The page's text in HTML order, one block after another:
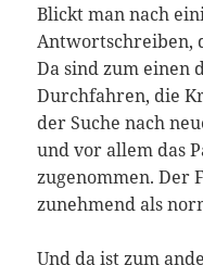
Blickt man nach
Antwortschreiben,
Da sind zum einen
Durchfahren, die
der Suche nach
und vor allem das
zugenommen. Der
zunehmend als
Und da ist zum